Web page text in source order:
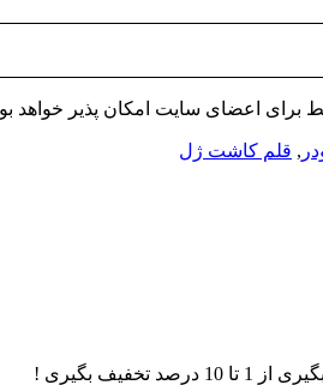
اعضای سایت امکان پذیر خواهد
, قلم کاشت ژل
بگیری !